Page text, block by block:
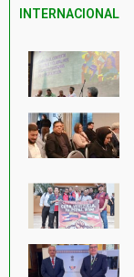
INTERNACIONAL